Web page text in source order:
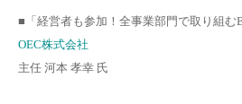
■「経営者も参加！全事業部門で取り組む
OEC株式会社
主任 河本 孝幸 氏